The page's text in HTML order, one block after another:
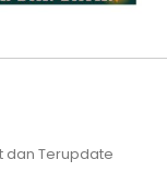
dan Terupdate